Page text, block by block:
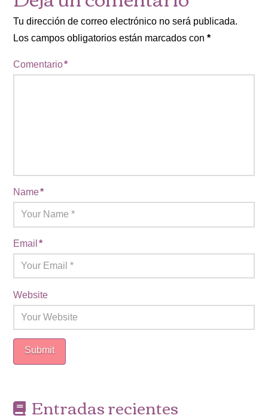
Tu dirección de correo electrónico no será publicada.
Los campos obligatorios están marcados con*
Comentario*
Name*
Email*
Website
Entradas recientes